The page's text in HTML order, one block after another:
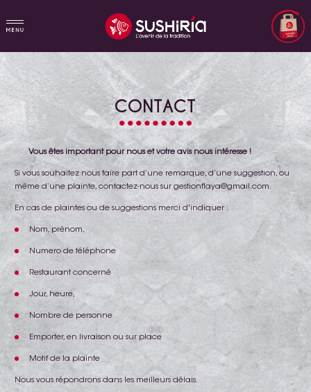
CONTACT
Vous êtes important pour nous et votre avis nous intéresse !
Si vous souhaitez nous faire part d’une remarque, d’une suggestion, ou
même d’une plainte, contactez-nous sur gestionflaya@gmail.com.
En cas de plaintes ou de suggestions merci d'indiquer :
Nom, prénom,
Numero de téléphone
Restaurant concerné
Jour, heure,
Nombre de personne
Emporter, en livraison ou sur place
Motif de la plainte
Nous vous répondrons dans les meilleurs délais.